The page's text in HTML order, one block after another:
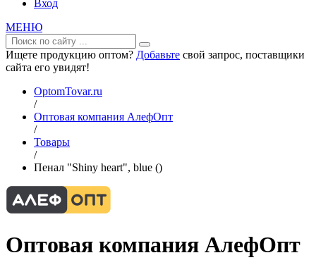
Вход
МЕНЮ
Ищете продукцию оптом? Добавьте свой запрос, поставщики
сайта его увидят!
OptomTovar.ru
/
Оптовая компания АлефОпт
/
Товары
/
Пенал "Shiny heart", blue ()
Оптовая компания АлефОпт